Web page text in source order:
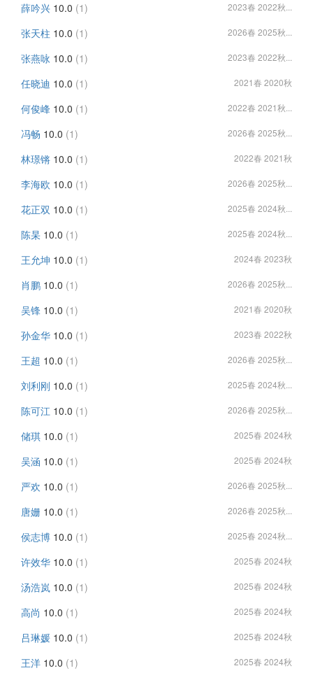
薛吟兴 10.0 (1) 2023春 2022秋...
张天柱 10.0 (1) 2026春 2025秋...
张燕咏 10.0 (1) 2023春 2022秋...
任晓迪 10.0 (1) 2021春 2020秋
何俊峰 10.0 (1) 2022春 2021秋...
冯畅 10.0 (1) 2026春 2025秋...
林璟锵 10.0 (1) 2022春 2021秋
李海欧 10.0 (1) 2026春 2025秋...
花正双 10.0 (1) 2025春 2024秋...
陈杲 10.0 (1) 2025春 2024秋...
王允坤 10.0 (1) 2024春 2023秋
肖鹏 10.0 (1) 2026春 2025秋...
吴锋 10.0 (1) 2021春 2020秋
孙金华 10.0 (1) 2023春 2022秋
王超 10.0 (1) 2026春 2025秋...
刘利刚 10.0 (1) 2025春 2024秋...
陈可江 10.0 (1) 2026春 2025秋...
储琪 10.0 (1) 2025春 2024秋
吴涵 10.0 (1) 2025春 2024秋
严欢 10.0 (1) 2026春 2025秋...
唐姗 10.0 (1) 2026春 2025秋...
侯志博 10.0 (1) 2025春 2024秋...
许效华 10.0 (1) 2025春 2024秋
汤浩岚 10.0 (1) 2025春 2024秋
高尚 10.0 (1) 2025春 2024秋
吕琳媛 10.0 (1) 2025春 2024秋
王洋 10.0 (1) 2025春 2024秋